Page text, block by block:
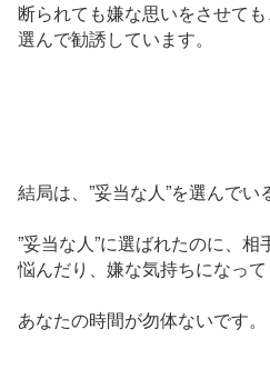
断られても嫌な思いをさせて
選んで勧誘しています。
結局は、”妥当な人”を選んでい
”妥当な人”に選ばれたのに、
悩んだり、嫌な気持ちになっ
あなたの時間が勿体ないです。